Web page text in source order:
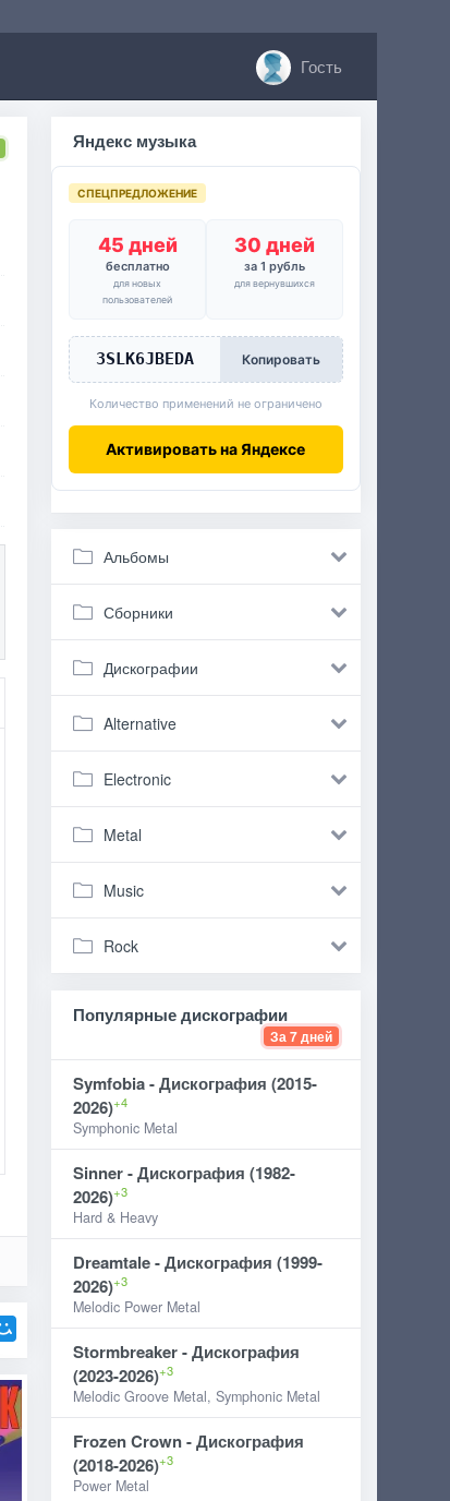
Гость
Яндекс музыка
СПЕЦПРЕДЛОЖЕНИЕ
45 дней
бесплатно
для новых
пользователей
30 дней
за 1 рубль
для вернувшихся
3SLK6JBEDA Копировать
Количество применений не ограничено
Активировать на Яндексе
Альбомы
Сборники
Дискографии
Alternative
Electronic
Metal
Music
Rock
Популярные дискографии
За 7 дней
Symfobia - Дискография (2015-
2026)+4
Symphonic Metal
Sinner - Дискография (1982-
2026)+3
Hard & Heavy
Dreamtale - Дискография (1999-
2026)+3
Melodic Power Metal
Stormbreaker - Дискография
(2023-2026)+3
Melodic Groove Metal, Symphonic Metal
Frozen Crown - Дискография
(2018-2026)+3
Power Metal